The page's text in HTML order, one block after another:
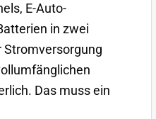
E-Auto-
in zwei
Stromversorgung
Das muss ein